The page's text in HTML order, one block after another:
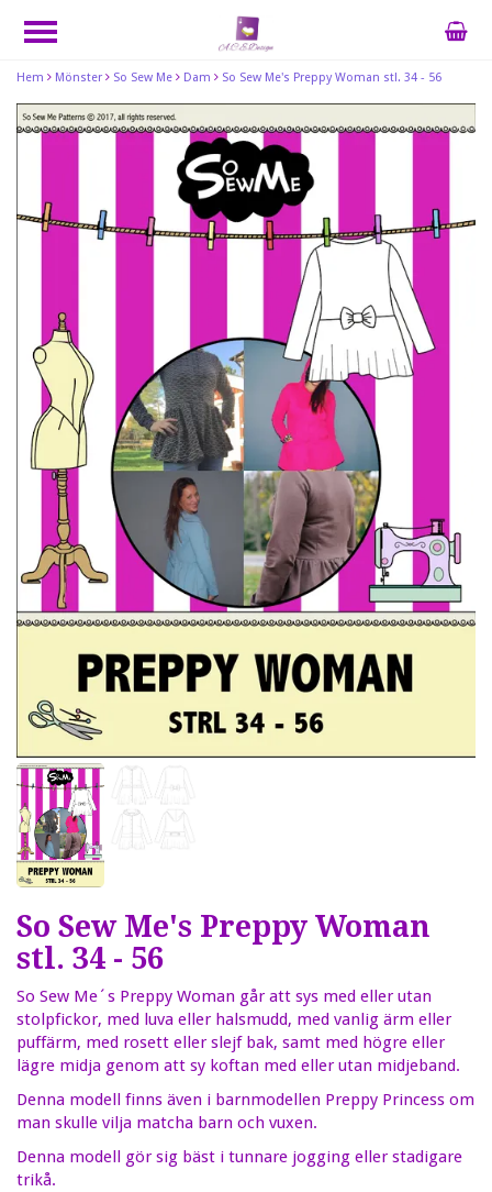
Hem Mönster So Sew Me Dam So Sew Me's Preppy Woman stl. 34 - 56
So Sew Me's Preppy Woman
stl. 34 - 56
So Sew Me´s Preppy Woman går att sys med eller utan
stolpfickor, med luva eller halsmudd, med vanlig ärm eller
puffärm, med rosett eller slejf bak, samt med högre eller
lägre midja genom att sy koftan med eller utan midjeband.
Denna modell finns även i barnmodellen Preppy Princess om
man skulle vilja matcha barn och vuxen.
Denna modell gör sig bäst i tunnare jogging eller stadigare
trikå.